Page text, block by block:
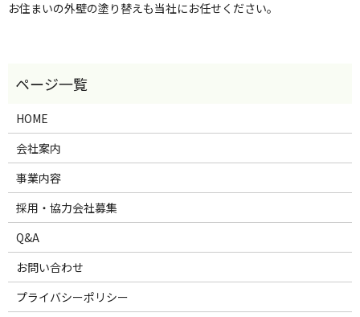
お住まいの外壁の塗り替えも当社にお任せください。
HOME
会社案内
事業内容
採用・協力会社募集
Q&A
お問い合わせ
プライバシーポリシー